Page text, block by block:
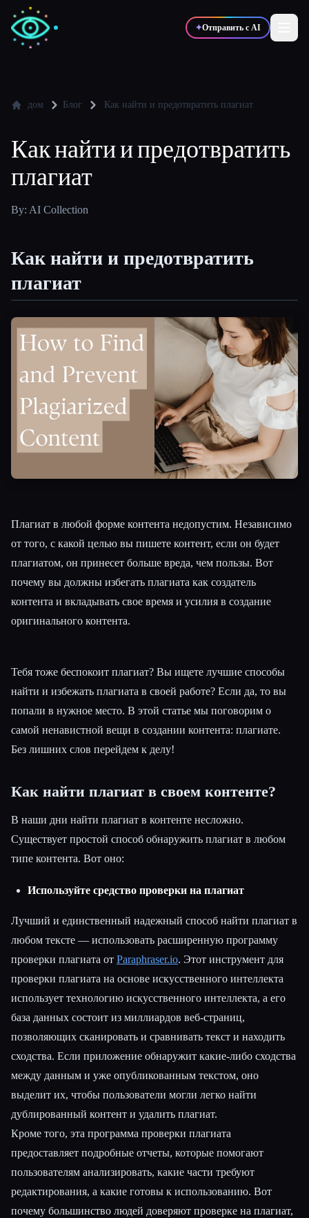
✦Отправить с AI
✍️ Писатели 🎨
💻Разработчики 📈Маркетологи
Сравнить инструменты
Все категории
О нас
Esc
дом Блог Как найти и предотвратить плагиат
Как найти и предотвратить
плагиат
By: AI Collection
Как найти и предотвратить
плагиат
Плагиат в любой форме контента недопустим. Независимо
от того, с какой целью вы пишете контент, если он будет
плагиатом, он принесет больше вреда, чем пользы. Вот
почему вы должны избегать плагиата как создатель
контента и вкладывать свое время и усилия в создание
оригинального контента.
Тебя тоже беспокоит плагиат? Вы ищете лучшие способы
найти и избежать плагиата в своей работе? Если да, то вы
попали в нужное место. В этой статье мы поговорим о
самой ненавистной вещи в создании контента: плагиате.
Без лишних слов перейдем к делу!
Как найти плагиат в своем контенте?
В наши дни найти плагиат в контенте несложно.
Существует простой способ обнаружить плагиат в любом
типе контента. Вот оно:
Используйте средство проверки на плагиат
Лучший и единственный надежный способ найти плагиат в
любом тексте — использовать расширенную программу
проверки плагиата от Paraphraser.io. Этот инструмент для
проверки плагиата на основе искусственного интеллекта
использует технологию искусственного интеллекта, а его
база данных состоит из миллиардов веб-страниц,
позволяющих сканировать и сравнивать текст и находить
сходства. Если приложение обнаружит какие-либо сходства
между данным и уже опубликованным текстом, оно
выделит их, чтобы пользователи могли легко найти
дублированный контент и удалить плагиат.
Кроме того, эта программа проверки плагиата
предоставляет подробные отчеты, которые помогают
пользователям анализировать, какие части требуют
редактирования, а какие готовы к использованию. Вот
почему большинство людей доверяют проверке на плагиат,